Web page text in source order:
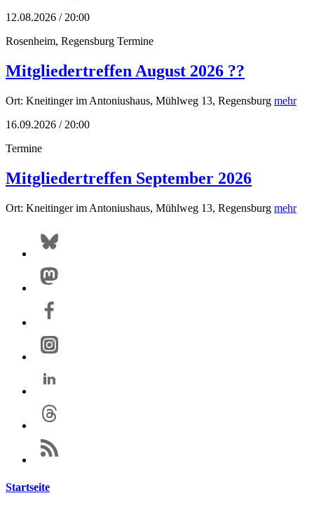
12.08.2026 / 20:00
Rosenheim, Regensburg Termine
Mitgliedertreffen August 2026 ??
Ort: Kneitinger im Antoniushaus, Mühlweg 13, Regensburg mehr
16.09.2026 / 20:00
Termine
Mitgliedertreffen September 2026
Ort: Kneitinger im Antoniushaus, Mühlweg 13, Regensburg mehr
Startseite